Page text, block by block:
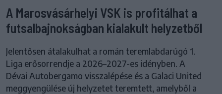
A Marosvásárhelyi VSK is profitálhat a
futsalbajnokságban kialakult helyzetből
Jelentősen átalakulhat a román teremlabdarúgó 1.
Liga erősorrendje a 2026–2027-es idényben. A
Dévai Autobergamo visszalépése és a Galaci United
meggyengülése új helyzetet teremtett, amelyből a